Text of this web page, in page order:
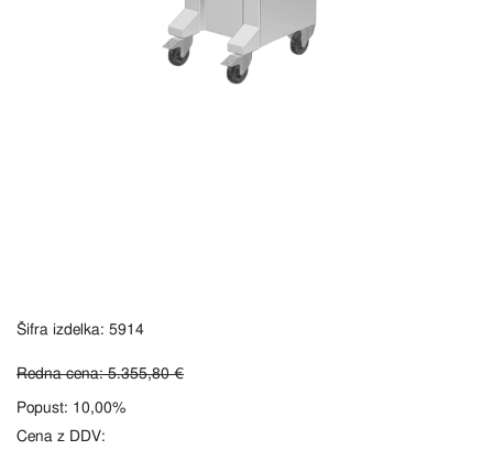
Šifra izdelka: 5914
Redna cena: 5.355,80 €
Popust: 10,00%
Cena z DDV: